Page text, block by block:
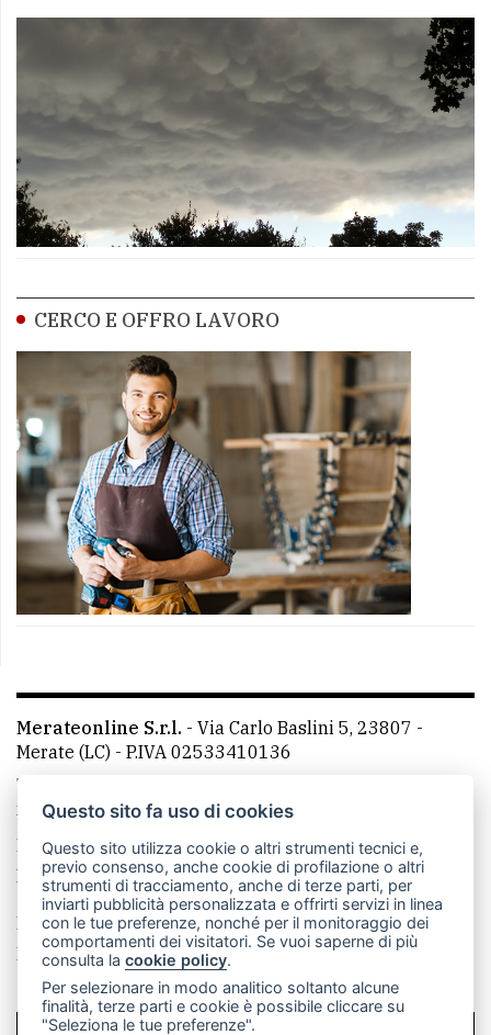
CERCO E OFFRO LAVORO
Merateonline S.r.l. - Via Carlo Baslini 5, 23807 -
Merate (LC) - P.IVA 02533410136
Telefono:
mail: redazione@merateonline.it
La redazione
CasateOnline LeccoOnline
RSS
Made by VIP
Privacy policy
Cookie policy
Rivedi le tue scelte sui cookie
SCRIVICI
Questo sito fa uso di cookies
Questo sito utilizza cookie o altri strumenti tecnici e,
previo consenso, anche cookie di profilazione o altri
strumenti di tracciamento, anche di terze parti, per
inviarti pubblicità personalizzata e offrirti servizi in linea
con le tue preferenze, nonché per il monitoraggio dei
comportamenti dei visitatori. Se vuoi saperne di più
consulta lacookie policy.
Per selezionare in modo analitico soltanto alcune
finalità, terze parti e cookie è possibile cliccare su
"Seleziona le tue preferenze".